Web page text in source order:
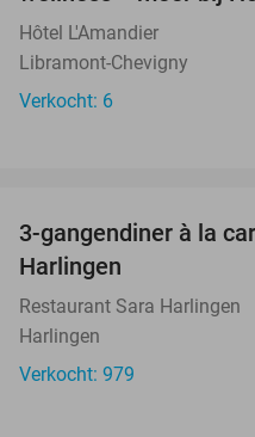
Hôtel L'Amandier
Libramont-Chevigny
Verkocht: 6
3-gangendiner à la
Harlingen
Restaurant Sara Harlingen
Harlingen
Verkocht: 979